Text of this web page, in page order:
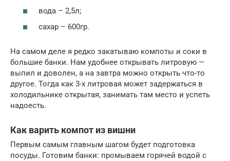
вода – 2,5л;
сахар – 600гр.
На самом деле я редко закатываю компоты и соки в
большие банки. Нам удобнее открывать литровую —
выпил и доволен, а на завтра можно открыть что-то
другое. Тогда как 3-х литровая может задержаться в
холодильнике открытая, занимать там место и успеть
надоесть.
Как варить компот из вишни
Первым самым главным шагом будет подготовка
посуды. Готовим банки: промываем горячей водой с